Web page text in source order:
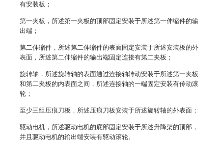
有安装板；
第一夹板，所述第一夹板的顶部固定安装于所述第一伸缩件的输
出端；
第二伸缩件，所述第二伸缩件的表面固定安装于所述安装板的外
表面，所述第二伸缩件的输出端固定连接有第二夹板；
旋转轴，所述旋转轴的表面通过连接轴转动安装于所述第一夹板
和第二夹板的内表面之间，所述连接轴的一端固定安装有传动滚
轮；
至少三组压痕刀板，所述压痕刀板安装于所述旋转轴的外表面；
驱动电机，所述驱动电机的底部固定安装于所述升降架的顶部，
并且驱动电机的输出端安装有驱动滚轮。